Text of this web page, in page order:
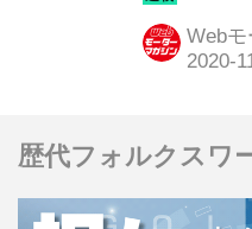
写真と記
は「フィ
Web
歴代フォルクスワ